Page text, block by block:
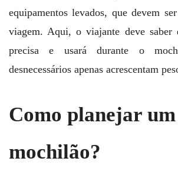
equipamentos levados, que devem
viagem. Aqui, o viajante deve saber
precisa e usará durante o
desnecessários apenas acrescentam
Como planejar um
mochilão?